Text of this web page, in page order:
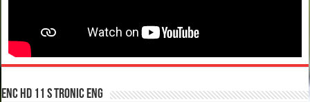
enc hd 11 S tronic ENG